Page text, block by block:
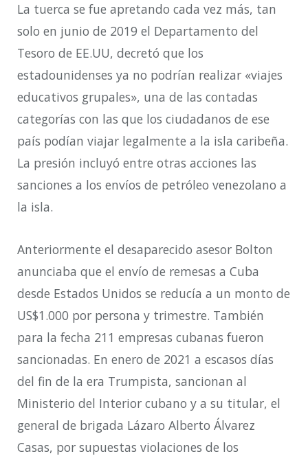
La tuerca se fue apretando cada vez más, tan
solo en junio de 2019 el Departamento del
Tesoro de EE.UU, decretó que los
estadounidenses ya no podrían realizar «viajes
educativos grupales», una de las contadas
categorías con las que los ciudadanos de ese
país podían viajar legalmente a la isla caribeña.
La presión incluyó entre otras acciones las
sanciones a los envíos de petróleo venezolano a
la isla.
Anteriormente el desaparecido asesor Bolton
anunciaba que el envío de remesas a Cuba
desde Estados Unidos se reducía a un monto de
US$1.000 por persona y trimestre. También
para la fecha 211 empresas cubanas fueron
sancionadas. En enero de 2021 a escasos días
del fin de la era Trumpista, sancionan al
Ministerio del Interior cubano y a su titular, el
general de brigada Lázaro Alberto Álvarez
Casas, por supuestas violaciones de los